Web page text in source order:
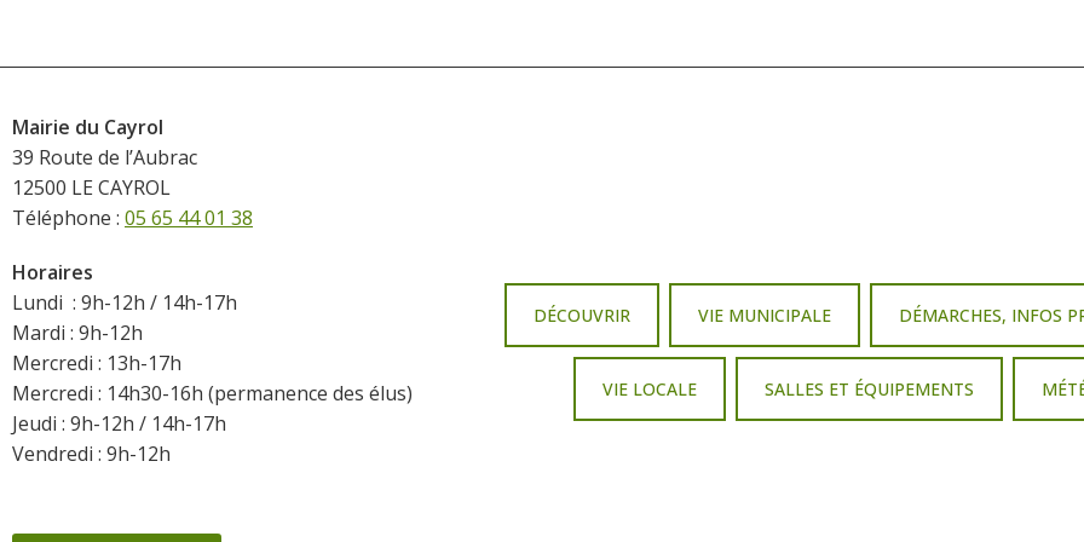
Mairie du Cayrol
39 Route de l’Aubrac
12500 LE CAYROL
Téléphone : 05 65 44 01 38
Horaires
Lundi : 9h-12h / 14h-17h
Mardi : 9h-12h
Mercredi : 13h-17h
Mercredi : 14h30-16h (permanence des élus)
Jeudi : 9h-12h / 14h-17h
Vendredi : 9h-12h
DÉCOUVRIR VIE MUNICIPALE DÉMARCHES, INFOS
VIE LOCALE SALLES ET ÉQUIPEMENTS